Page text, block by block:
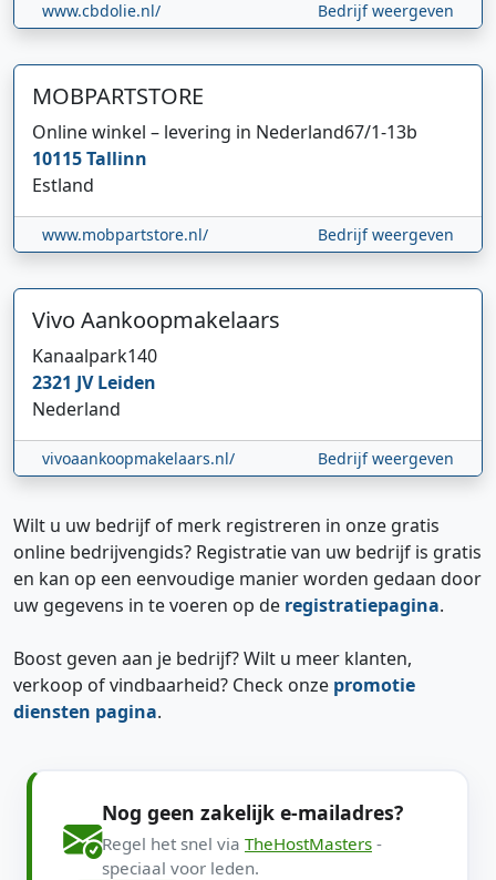
www.cbdolie.nl/ Bedrijf weergeven
MOBPARTSTORE
Online winkel – levering in Nederland67/1-13b
10115Tallinn
Estland
www.mobpartstore.nl/ Bedrijf weergeven
Vivo Aankoopmakelaars
Kanaalpark140
2321 JVLeiden
Nederland
vivoaankoopmakelaars.nl/ Bedrijf weergeven
Wilt u uw bedrijf of merk registreren in onze gratis
online bedrijvengids? Registratie van uw bedrijf is gratis
en kan op een eenvoudige manier worden gedaan door
uw gegevens in te voeren op de registratiepagina.
Boost geven aan je bedrijf? Wilt u meer klanten,
verkoop of vindbaarheid? Check onze promotie
diensten pagina.
Nog geen zakelijk e-mailadres?
Regel het snel via TheHostMasters -
speciaal voor leden.